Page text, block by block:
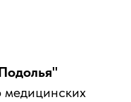
медицинских